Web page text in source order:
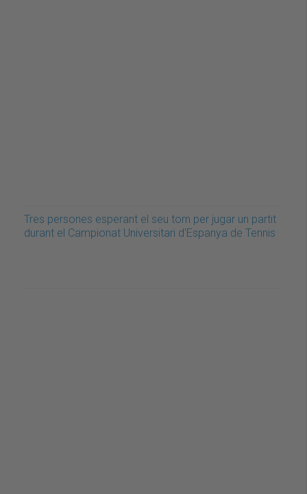
Tres persones esperant el seu torn per jugar un partit
durant el Campionat Universitari d'Espanya de Tennis